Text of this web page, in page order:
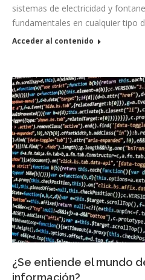
sistemas de electricidad y
fundamentales en cualquier tipo
Acceder al contenido
¿Se entiende el mundo
información?